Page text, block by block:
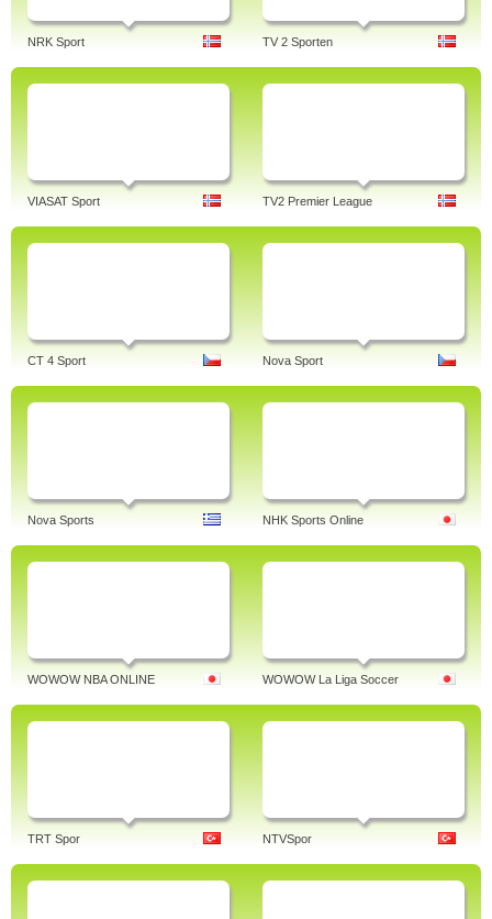
NRK Sport TV 2 Sporten
VIASAT Sport TV2 Premier League
CT 4 Sport Nova Sport
Nova Sports NHK Sports Online
WOWOW NBA ONLINE WOWOW La Liga Soccer
TRT Spor NTVSpor